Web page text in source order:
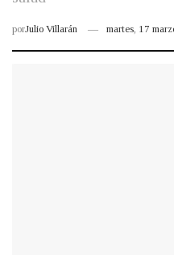
porJulio Villarán martes, 17